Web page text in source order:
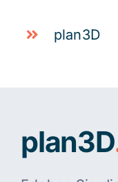
plan3D
plan3D